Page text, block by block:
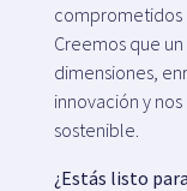
comprometidos
Creemos que
dimensiones,
innovación y
sostenible.
¿Estás listo